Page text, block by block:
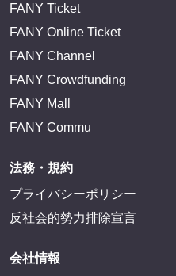
FANY Ticket
FANY Online Ticket
FANY Channel
FANY Crowdfunding
FANY Mall
FANY Commu
法務・規約
プライバシーポリシー
反社会的勢力排除宣言
会社情報